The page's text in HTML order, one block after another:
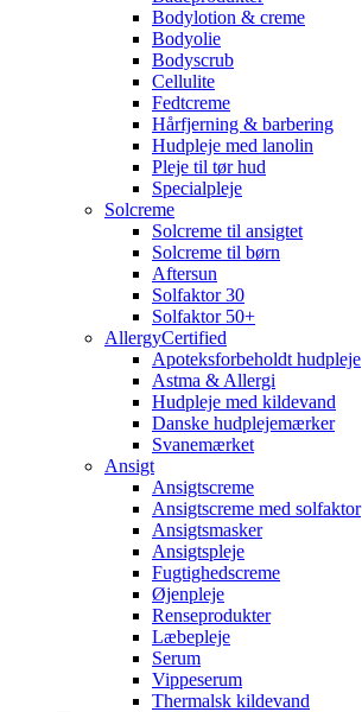
Bodylotion & creme
Bodyolie
Bodyscrub
Cellulite
Fedtcreme
Hårfjerning & barbering
Hudpleje med lanolin
Pleje til tør hud
Specialpleje
Solcreme
Solcreme til ansigtet
Solcreme til børn
Aftersun
Solfaktor 30
Solfaktor 50+
AllergyCertified
Apoteksforbeholdt hudpleje
Astma & Allergi
Hudpleje med kildevand
Danske hudplejemærker
Svanemærket
Ansigt
Ansigtscreme
Ansigtscreme med solfaktor
Ansigtsmasker
Ansigtspleje
Fugtighedscreme
Øjenpleje
Renseprodukter
Læbepleje
Serum
Vippeserum
Thermalsk kildevand